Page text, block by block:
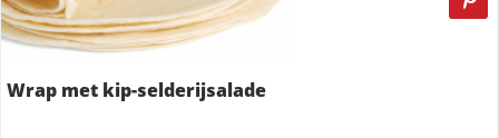
Wrap met kip-selderijsalade